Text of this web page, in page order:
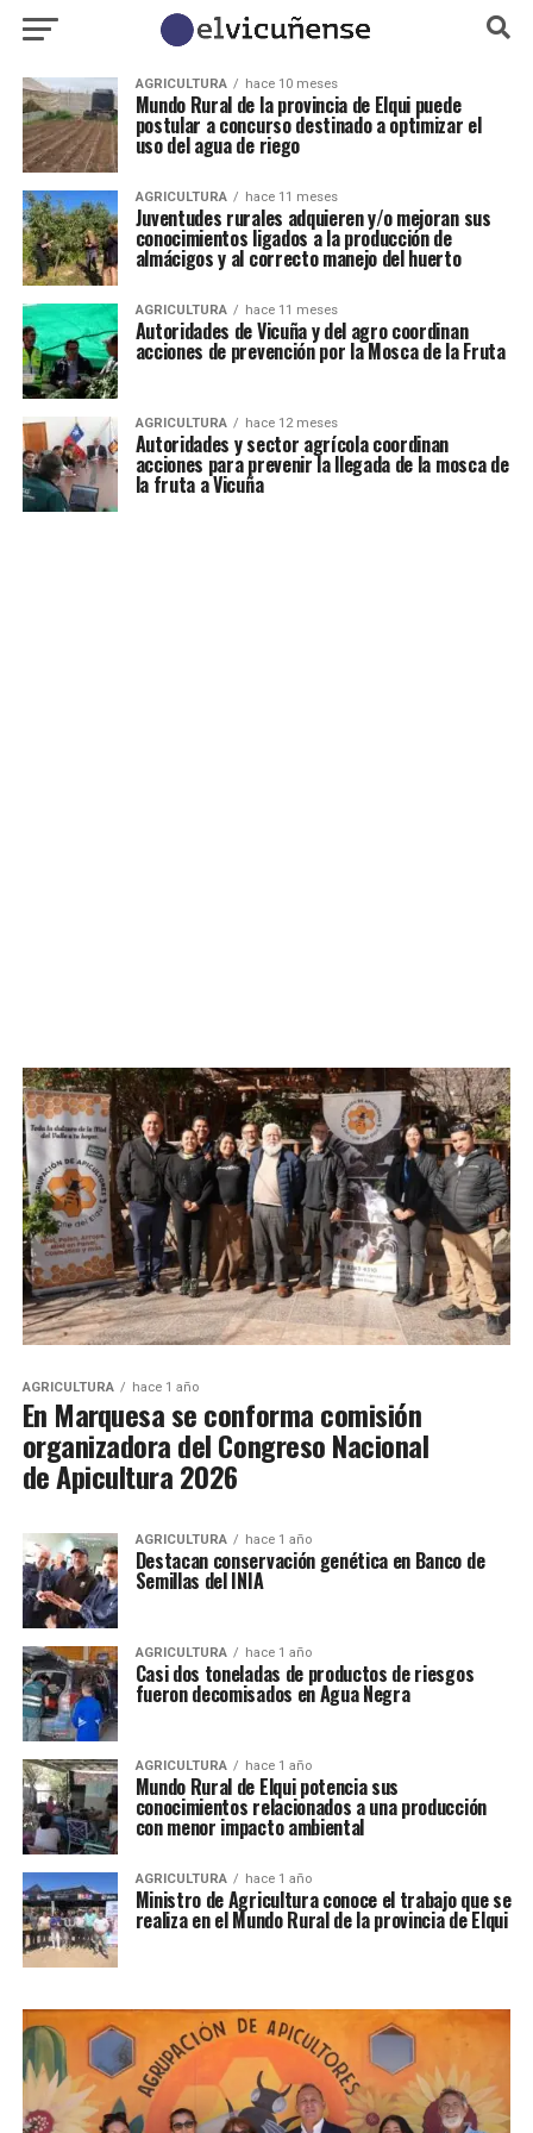
AGRICULTURA hace 10 meses
Mundo Rural de la provincia de Elqui puede
postular a concurso destinado a optimizar el
uso del agua de riego
AGRICULTURA hace 11 meses
Juventudes rurales adquieren y/o mejoran sus
conocimientos ligados a la producción de
almácigos y al correcto manejo del huerto
AGRICULTURA hace 11 meses
Autoridades de Vicuña y del agro coordinan
acciones de prevención por la Mosca de la Fruta
AGRICULTURA hace 12 meses
Autoridades y sector agrícola coordinan
acciones para prevenir la llegada de la mosca de
la fruta a Vicuña
AGRICULTURA hace 1 año
En Marquesa se conforma comisión
organizadora del Congreso Nacional
de Apicultura 2026
AGRICULTURA hace 1 año
Destacan conservación genética en Banco de
Semillas del INIA
AGRICULTURA hace 1 año
Casi dos toneladas de productos de riesgos
fueron decomisados en Agua Negra
AGRICULTURA hace 1 año
Mundo Rural de Elqui potencia sus
conocimientos relacionados a una producción
con menor impacto ambiental
AGRICULTURA hace 1 año
Ministro de Agricultura conoce el trabajo que se
realiza en el Mundo Rural de la provincia de Elqui